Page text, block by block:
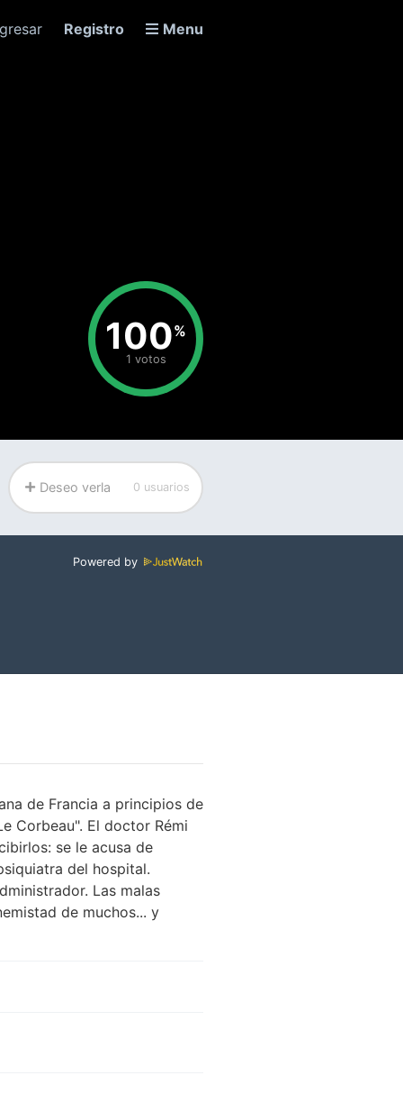
Registro Menu
100%
1 votos
Deseo verla 0 usuarios
Powered by
de Francia a principios de
Corbeau". El doctor Rémi
se le acusa de
del hospital.
Las malas
de muchos... y